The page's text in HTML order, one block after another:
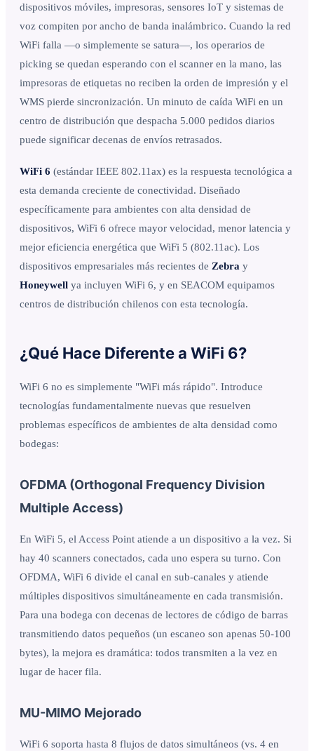
dispositivos móviles, impresoras, sensores IoT y sistemas de
voz compiten por ancho de banda inalámbrico. Cuando la red
WiFi falla —o simplemente se satura—, los operarios de
picking se quedan esperando con el scanner en la mano, las
impresoras de etiquetas no reciben la orden de impresión y el
WMS pierde sincronización. Un minuto de caída WiFi en un
centro de distribución que despacha 5.000 pedidos diarios
puede significar decenas de envíos retrasados.
WiFi 6 (estándar IEEE 802.11ax) es la respuesta tecnológica a
esta demanda creciente de conectividad. Diseñado
específicamente para ambientes con alta densidad de
dispositivos, WiFi 6 ofrece mayor velocidad, menor latencia y
mejor eficiencia energética que WiFi 5 (802.11ac). Los
dispositivos empresariales más recientes de Zebra y
Honeywell ya incluyen WiFi 6, y en SEACOM equipamos
centros de distribución chilenos con esta tecnología.
¿Qué Hace Diferente a WiFi 6?
WiFi 6 no es simplemente "WiFi más rápido". Introduce
tecnologías fundamentalmente nuevas que resuelven
problemas específicos de ambientes de alta densidad como
bodegas:
OFDMA (Orthogonal Frequency Division
Multiple Access)
En WiFi 5, el Access Point atiende a un dispositivo a la vez. Si
hay 40 scanners conectados, cada uno espera su turno. Con
OFDMA, WiFi 6 divide el canal en sub-canales y atiende
múltiples dispositivos simultáneamente en cada transmisión.
Para una bodega con decenas de lectores de código de barras
transmitiendo datos pequeños (un escaneo son apenas 50-100
bytes), la mejora es dramática: todos transmiten a la vez en
lugar de hacer fila.
MU-MIMO Mejorado
WiFi 6 soporta hasta 8 flujos de datos simultáneos (vs. 4 en